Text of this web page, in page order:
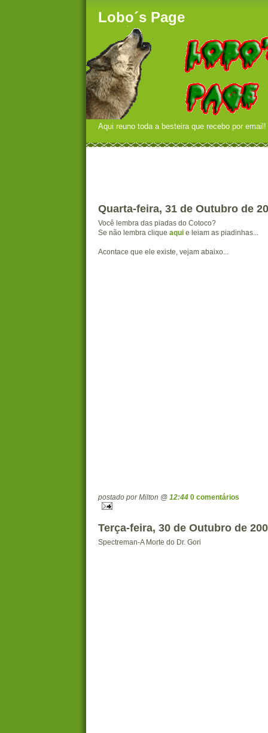
Lobo´s Page
Aqui reuno toda a besteira que recebo por
Quarta-feira, 31 de Outubro de
Você lembra das piadas do Cotoco?
Se não lembra clique aqui e leiam as piadinhas...
Acontace que ele existe, vejam abaixo...
postado por Milton @ 12:44 0 comentários
Terça-feira, 30 de Outubro de
Spectreman-A Morte do Dr. Gori